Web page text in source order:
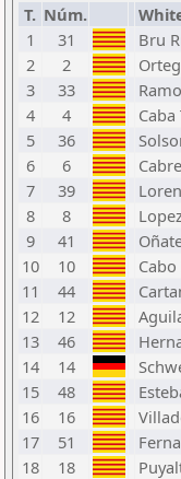
T. Núm.
1
31 Bru
2
2
3
33
4
4 Caba
5
36
6
6
7
39
8
8
9
41
10
10
11
44
12
12
13
46
14
14
15
48
16
16
17
51
18
18